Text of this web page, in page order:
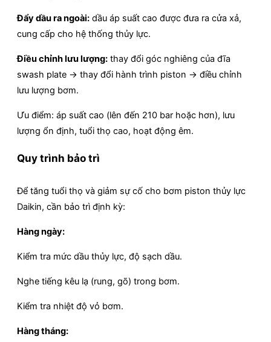
Đẩy dầu ra ngoài: dầu áp suất cao được đưa ra cửa xả,
cung cấp cho hệ thống thủy lực.
Điều chỉnh lưu lượng: thay đổi góc nghiêng của đĩa
swash plate → thay đổi hành trình piston → điều chỉnh
lưu lượng bơm.
Ưu điểm: áp suất cao (lên đến 210 bar hoặc hơn), lưu
lượng ổn định, tuổi thọ cao, hoạt động êm.
Quy trình bảo trì
Để tăng tuổi thọ và giảm sự cố cho bơm piston thủy lực
Daikin, cần bảo trì định kỳ:
Hàng ngày:
Kiểm tra mức dầu thủy lực, độ sạch dầu.
Nghe tiếng kêu lạ (rung, gõ) trong bơm.
Kiểm tra nhiệt độ vỏ bơm.
Hàng tháng: